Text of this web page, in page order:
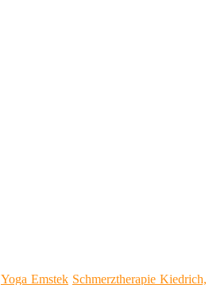
Yoga Emstek Schmerztherapie Kiedrich,